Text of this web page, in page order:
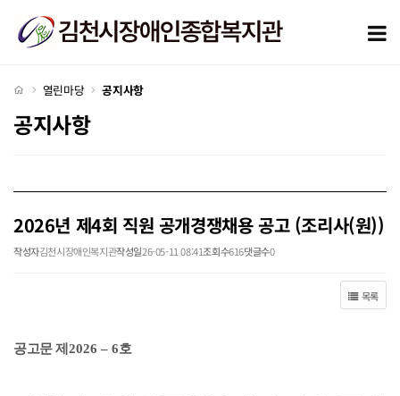
처음으로
열린마당 공지사항
공지사항
2026년 제4회 직원 공개경쟁채용 공고 (조리사(원))
작성자김천시장애인복지관작성일26-05-11 08:41조회수616댓글수0
목록
공고문 제 2026 – 6호